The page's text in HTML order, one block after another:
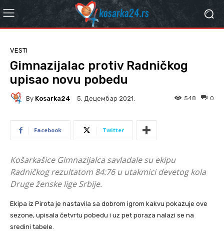
VESTI
Gimnazijalac protiv Radničkog
upisao novu pobedu
By Kosarka24 5. Децембар 2021. 0
548
Facebook Twitter
Košarkašice Gimnazijalca savladale su ekipu
Radničkog rezultatom 84:76 u utakmici devetog kola
Druge ženske lige Srbije.
Ekipa iz Pirota je nastavila sa dobrom igrom kakvu pokazuje ove
sezone, upisala četvrtu pobedu i uz pet poraza nalazi se na
sredini tabele.